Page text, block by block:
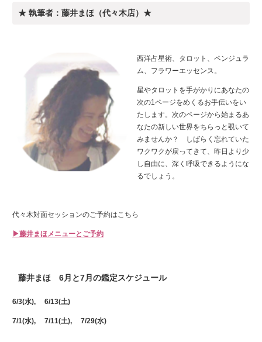
★ 執筆者：藤井まほ（代々木店）★
西洋占星術、タロット、ペンジュラ
ム、フラワーエッセンス。
星やタロットを手がかりにあなたの
次の1ページをめくるお手伝いをい
たします。次のページから始まるあ
なたの新しい世界をちらっと覗いて
みませんか？ しばらく忘れていた
ワクワクが戻ってきて、昨日より少
し自由に、深く呼吸できるようにな
るでしょう。
代々木対面セッションのご予約はこちら
▶藤井まほメニューとご予約
藤井まほ 6月と7月の鑑定スケジュール
6/3(水), 6/13(土)
7/1(水), 7/11(土), 7/29(水)